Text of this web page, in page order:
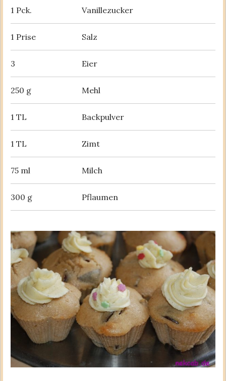
1 Pck. Vanillezucker
1 Prise Salz
3 Eier
250 g Mehl
1 TL Backpulver
1 TL Zimt
75 ml Milch
300 g Pflaumen